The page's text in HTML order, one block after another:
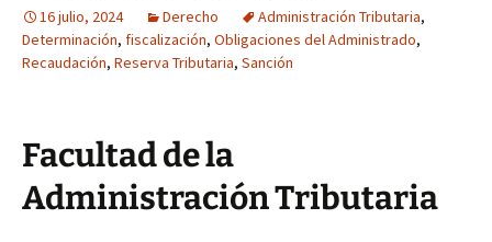
16 julio, 2024 Derecho Administración Tributaria,
Determinación, fiscalización, Obligaciones del Administrado,
Recaudación, Reserva Tributaria, Sanción
Facultad de la
Administración Tributaria